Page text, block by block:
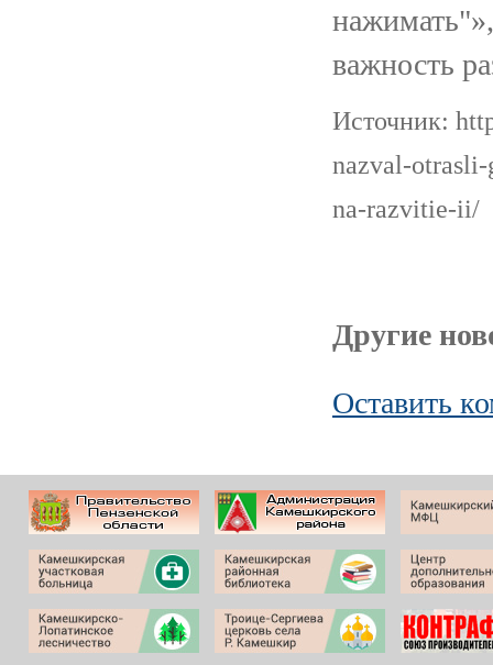
важность
Источник:
nazval-otrasli-
na-razvitie-ii/
Другие
Оставить